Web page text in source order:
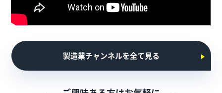
製造業チャンネルを全て見る